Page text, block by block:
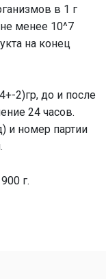
в 1 г
не менее 10^7
на конец
2)гр, до и после
24 часов.
и номер партии
г.